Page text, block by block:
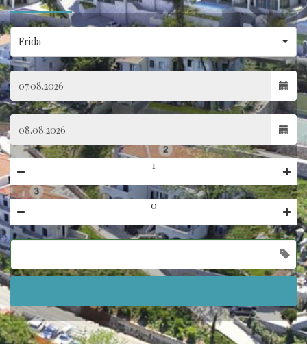
Frida
Hidden
label
(success)